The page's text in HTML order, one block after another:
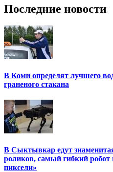
Последние новости
В Коми определят лучшего
граненого стакана
В Сыктывкар едут
роликов, самый гибкий
пиксели»